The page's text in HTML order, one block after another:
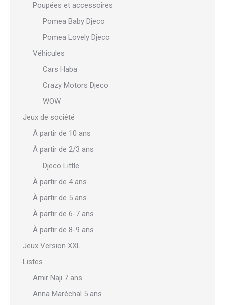
Poupées et accessoires
Pomea Baby Djeco
Pomea Lovely Djeco
Véhicules
Cars Haba
Crazy Motors Djeco
WOW
Jeux de société
À partir de 10 ans
À partir de 2/3 ans
Djeco Little
À partir de 4 ans
À partir de 5 ans
À partir de 6-7 ans
À partir de 8-9 ans
Jeux Version XXL
Listes
Amir Naji 7 ans
Anna Maréchal 5 ans